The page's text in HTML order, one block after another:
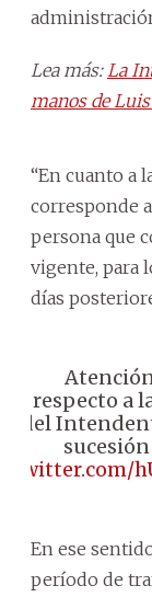
Lea más: La
manos de
“En cuanto a
corresponde
persona que
vigente, para
días
respecto a
del
sucesión
En ese
período de